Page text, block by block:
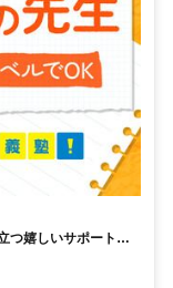
つ嬉しいサポートも